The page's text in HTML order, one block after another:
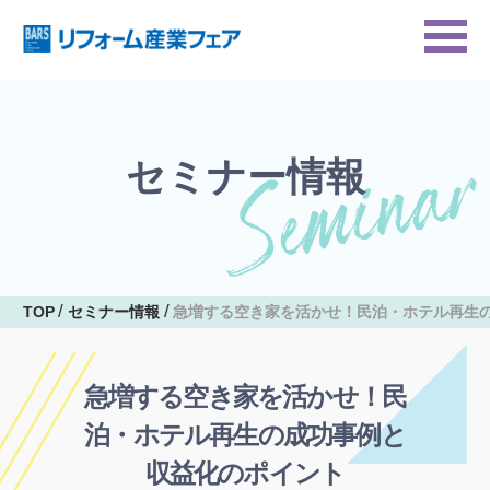
セミナー情報
TOP セミナー情報 急増する空き家を活かせ！民泊・ホテル再生
急増する空き家を活かせ！民
泊・ホテル再生の成功事例と
収益化のポイント